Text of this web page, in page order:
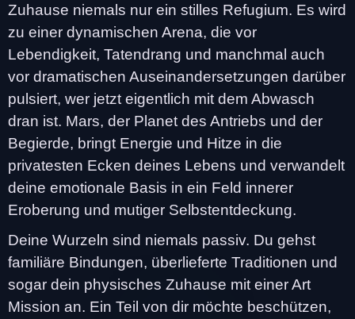
Zuhause niemals nur ein stilles Refugium. Es wird
zu einer dynamischen Arena, die vor
Lebendigkeit, Tatendrang und manchmal auch
vor dramatischen Auseinandersetzungen darüber
pulsiert, wer jetzt eigentlich mit dem Abwasch
dran ist. Mars, der Planet des Antriebs und der
Begierde, bringt Energie und Hitze in die
privatesten Ecken deines Lebens und verwandelt
deine emotionale Basis in ein Feld innerer
Eroberung und mutiger Selbstentdeckung.
Deine Wurzeln sind niemals passiv. Du gehst
familiäre Bindungen, überlieferte Traditionen und
sogar dein physisches Zuhause mit einer Art
Mission an. Ein Teil von dir möchte beschützen,